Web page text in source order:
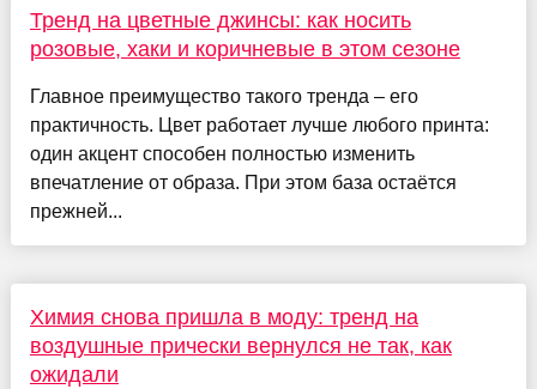
Тренд на цветные джинсы: как носить
розовые, хаки и коричневые в этом сезоне
Главное преимущество такого тренда – его
практичность. Цвет работает лучше любого принта:
один акцент способен полностью изменить
впечатление от образа. При этом база остаётся
прежней...
Химия снова пришла в моду: тренд на
воздушные прически вернулся не так, как
ожидали